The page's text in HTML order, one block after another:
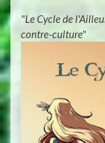
"Le Cycle de
contre-culture"